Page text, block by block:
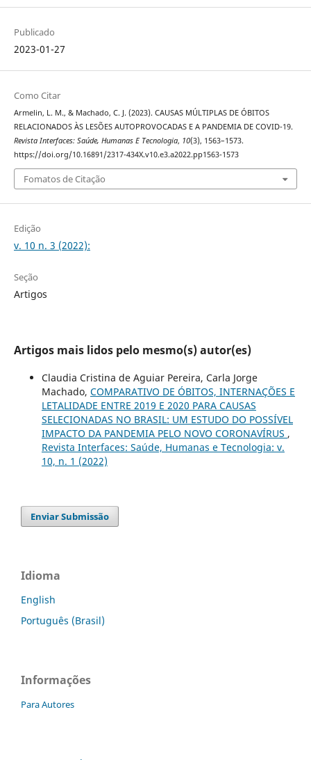
Publicado
2023-01-27
Como Citar
Armelin, L. M., & Machado, C. J. (2023). CAUSAS MÚLTIPLAS DE ÓBITOS
RELACIONADOS ÀS LESÕES AUTOPROVOCADAS E A PANDEMIA DE COVID-19.
Revista Interfaces: Saúde, Humanas E Tecnologia, 10(3), 1563–1573.
https://doi.org/10.16891/2317-434X.v10.e3.a2022.pp1563-1573
Fomatos de Citação
Edição
v. 10 n. 3 (2022):
Seção
Artigos
Artigos mais lidos pelo mesmo(s) autor(es)
Claudia Cristina de Aguiar Pereira, Carla Jorge
Machado, COMPARATIVO DE ÓBITOS, INTERNAÇÕES E
LETALIDADE ENTRE 2019 E 2020 PARA CAUSAS
SELECIONADAS NO BRASIL: UM ESTUDO DO POSSÍVEL
IMPACTO DA PANDEMIA PELO NOVO CORONAVÍRUS ,
Revista Interfaces: Saúde, Humanas e Tecnologia: v.
10, n. 1 (2022)
Enviar Submissão
Idioma
English
Português (Brasil)
Informações
Para Autores